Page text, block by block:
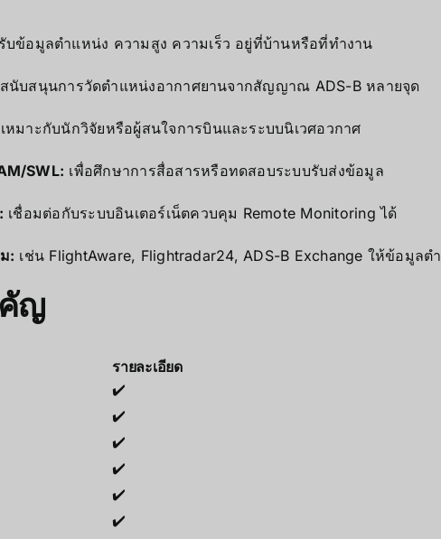
รับข้อมูลตำแหน่ง ความสูง ความเร็ว อยู่ที่บ้านหรือที่ทำงาน
สนับสนุนการวัดตำแหน่งอากาศยานจากสัญญาณ ADS-B หลายจุด
เหมาะกับนักวิจัยหรือผู้สนใจการบินและระบบนิเวศอวกาศ
SWL: เพื่อศึกษาการสื่อสารหรือทดสอบระบบรับส่งข้อมูล
เชื่อมต่อกับระบบอินเตอร์เน็ตควบคุม Remote Monitoring ได้
: เช่น FlightAware, Flightradar24, ADS-B Exchange ให้ข้อมูลต
ญ
รายละเอียด
✔️
✔️
✔️
✔️
✔️
✔️